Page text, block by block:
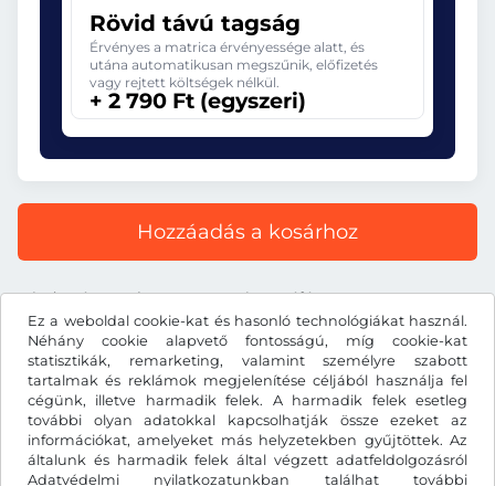
Ez a weboldal cookie-kat és hasonló technológiákat használ.
Néhány cookie alapvető fontosságú, míg cookie-kat
statisztikák, remarketing, valamint személyre szabott
tartalmak és reklámok megjelenítése céljából használja fel
cégünk, illetve harmadik felek. A harmadik felek esetleg
további olyan adatokkal kapcsolhatják össze ezeket az
információkat, amelyeket más helyzetekben gyűjtöttek. Az
általunk és harmadik felek által végzett adatfeldolgozásról
Adatvédelmi nyilatkozatunkban találhat további
Rövid távú tagság
Érvényes a matrica érvényessége alatt, és
utána automatikusan megszűnik, előfizetés
vagy rejtett költségek nélkül.
+ 2 790 Ft (egyszeri)
Hozzáadás a kosárhoz
Minden ár tartalmazza a törvényes áfát.
FtHUF
Facebook Instagram